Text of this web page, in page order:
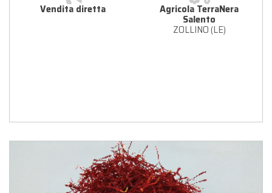
Vendita diretta Agricola TerraNera
Salento
ZOLLINO (LE)